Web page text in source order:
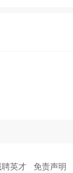
聘英才 免责声明